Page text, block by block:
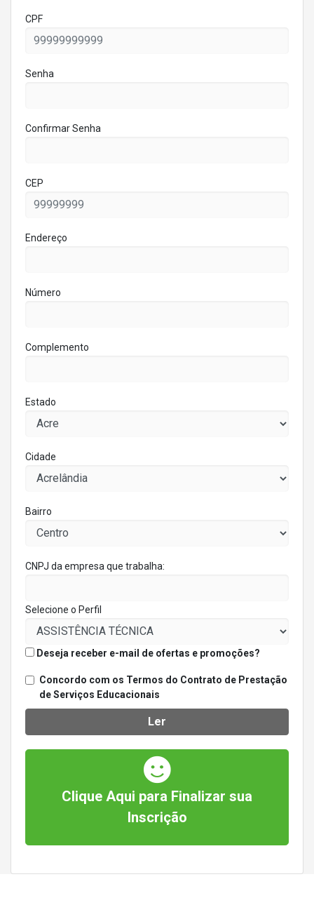
CPF
Senha
Confirmar Senha
CEP
Endereço
Número
Complemento
Estado
Cidade
Bairro
CNPJ da empresa que trabalha:
Selecione o Perfil
Deseja receber e-mail de ofertas e promoções?
Concordo com os Termos do Contrato de Prestação
de Serviços Educacionais
Ler
Clique Aqui para Finalizar sua
Inscrição